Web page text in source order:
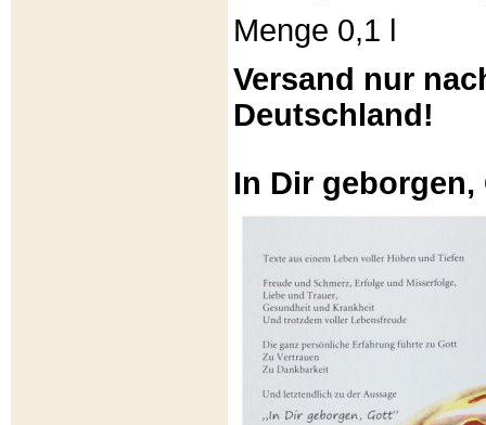
Menge 0,1 l
Versand nur
Deutschland!
In Dir geborgen,